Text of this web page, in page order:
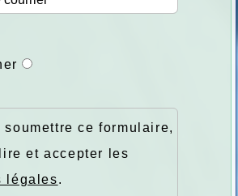
soumettre ce formulaire,
et accepter les
légales.